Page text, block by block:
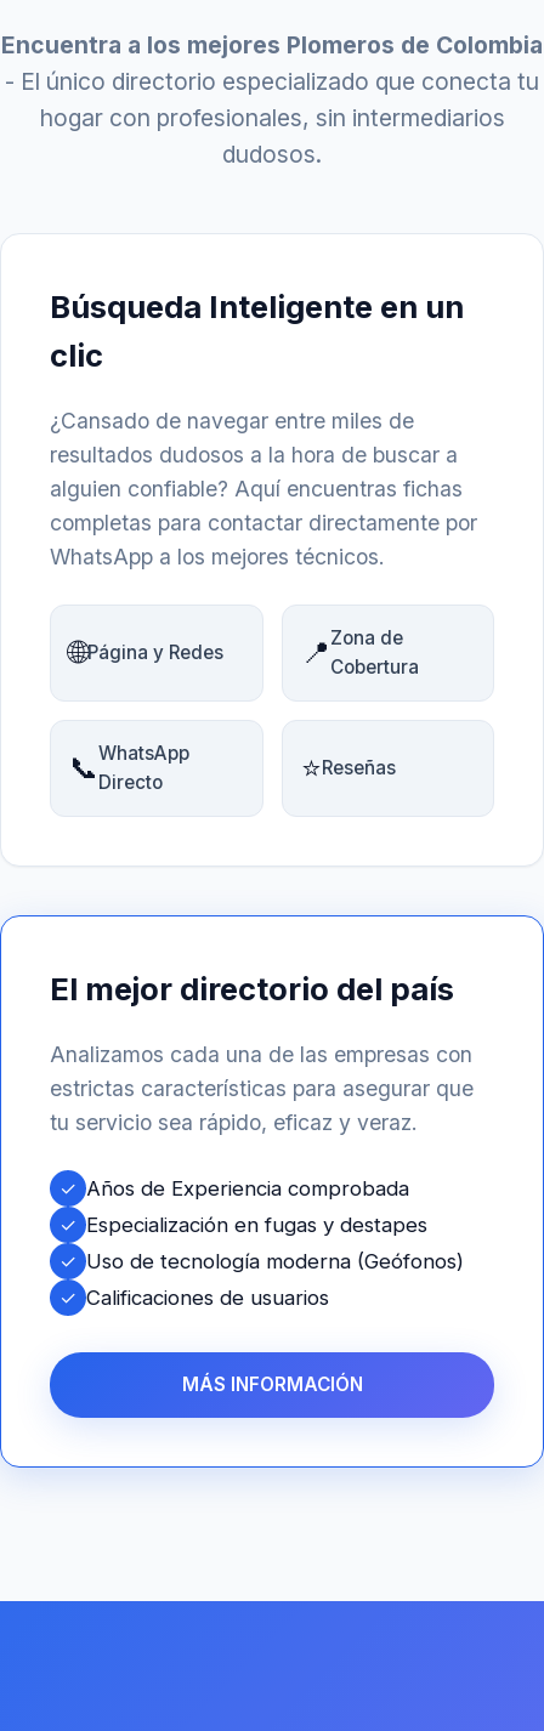
Encuentra a los mejores Plomeros de Colombia
- El único directorio especializado que conecta tu
hogar con profesionales, sin intermediarios
dudosos.
Búsqueda Inteligente en un
clic
¿Cansado de navegar entre miles de
resultados dudosos a la hora de buscar a
alguien confiable? Aquí encuentras fichas
completas para contactar directamente por
WhatsApp a los mejores técnicos.
🌐Página y Redes 📍 Zona de
Cobertura
📞WhatsApp
Directo
⭐Reseñas
El mejor directorio del país
Analizamos cada una de las empresas con
estrictas características para asegurar que
tu servicio sea rápido, eficaz y veraz.
✓ Años de Experiencia comprobada
✓ Especialización en fugas y destapes
✓ Uso de tecnología moderna (Geófonos)
✓ Calificaciones de usuarios
MÁS INFORMACIÓN